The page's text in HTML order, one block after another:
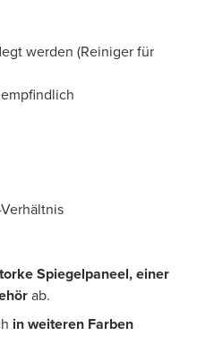
werden (Reiniger für
Spiegelpaneel, einer
ab.
in weiteren Farben